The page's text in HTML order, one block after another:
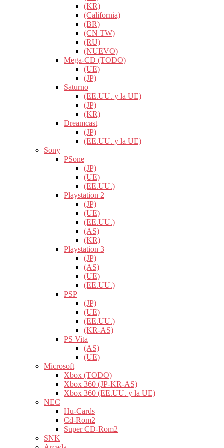
(KR)
(California)
(BR)
(CN TW)
(RU)
(NUEVO)
Mega-CD (TODO)
(UE)
(JP)
Saturno
(EE.UU. y la UE)
(JP)
(KR)
Dreamcast
(JP)
(EE.UU. y la UE)
Sony
PSone
(JP)
(UE)
(EE.UU.)
Playstation 2
(JP)
(UE)
(EE.UU.)
(AS)
(KR)
Playstation 3
(JP)
(AS)
(UE)
(EE.UU.)
PSP
(JP)
(UE)
(EE.UU.)
(KR-AS)
PS Vita
(AS)
(UE)
Microsoft
Xbox (TODO)
Xbox 360 (JP-KR-AS)
Xbox 360 (EE.UU. y la UE)
NEC
Hu-Cards
Cd-Rom2
Super CD-Rom2
SNK